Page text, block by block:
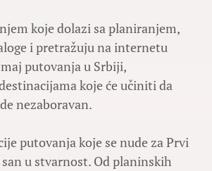
koje dolazi sa planiranjem,
i pretražuju na internetu
putovanja u Srbiji,
koje će učiniti da
nezaboravan.
putovanja koje se nude za Prvi
u stvarnost. Od planinskih